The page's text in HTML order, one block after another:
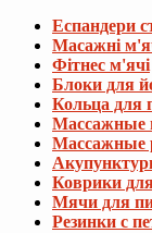
Еспандери
Масажні
Фітнес м'ячі
Блоки для
Кольца для
Массажные
Массажные
Коврики
Мячи для
Резинки с